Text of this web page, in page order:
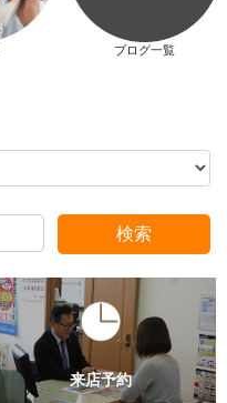
ブログ一覧
検索